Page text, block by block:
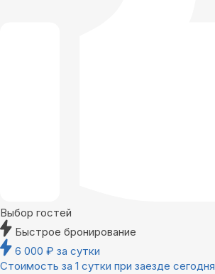
Выбор гостей
Быстрое бронирование
6 000 ₽ за сутки
Стоимость за 1 сутки при заезде сегодня